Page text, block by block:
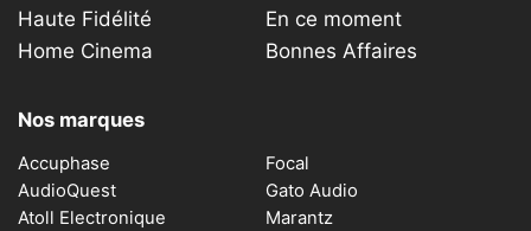
Haute Fidélité
Home Cinema
En ce moment
Bonnes Affaires
Nos marques
Accuphase
AudioQuest
Atoll Electronique
Focal
Gato Audio
Marantz